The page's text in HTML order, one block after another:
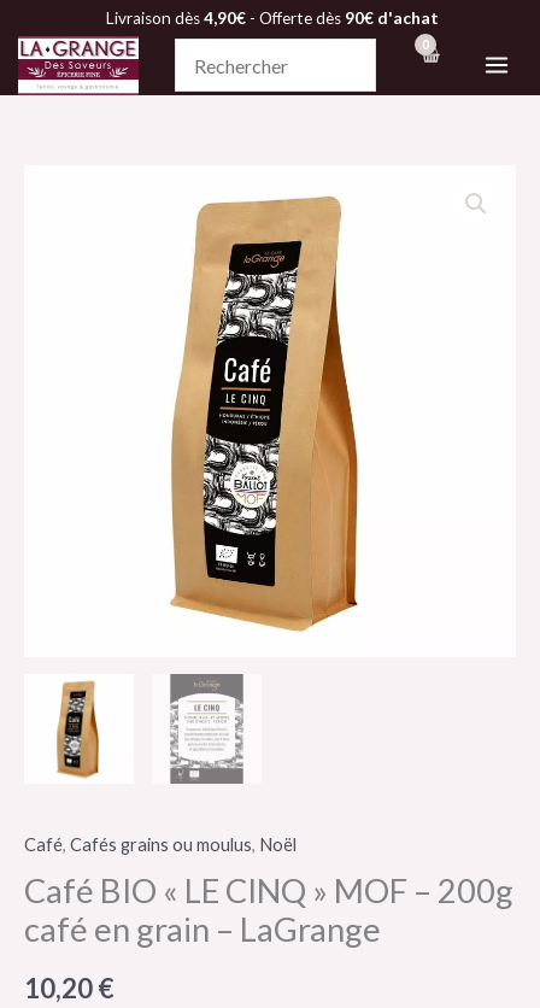
contenu
Livraison dès4,90€- Offerte dès 90€ d'achat
Café, Cafés grains ou moulus, Noël
Café BIO « LE CINQ » MOF – 200g
café en grain – LaGrange
10,20€